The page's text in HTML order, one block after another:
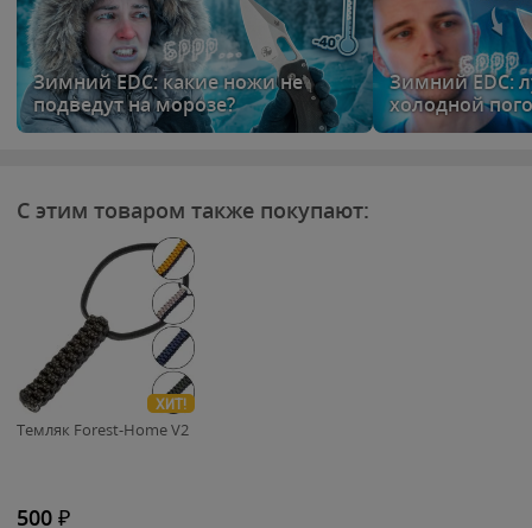
Зимний EDC: какие ножи не
подведут на морозе?
Зимний EDC:
холодной
С этим товаром также покупают:
ХИТ!
Темляк Forest-Home V2
500 ₽